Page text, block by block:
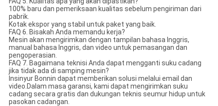
100% baru dan pemeriksaan kualitas sebelum pengiriman dari
pabrik.
Kotak ekspor yang stabil untuk paket yang baik.
FAQ 6. Bisakah Anda memandu kerja?
Mesin akan mengirimkan dengan tampilan bahasa Inggris,
manual bahasa Inggris, dan video untuk pemasangan dan
pengoperasian.
FAQ 7. Bagaimana teknisi Anda dapat mengganti suku cadang
jika tidak ada di samping mesin?
Insinyur Bonnin dapat memberikan solusi melalui email dan
video.Dalam masa garansi, kami dapat mengirimkan suku
cadang secara gratis dan dukungan teknis seumur hidup untuk
pasokan cadangan.